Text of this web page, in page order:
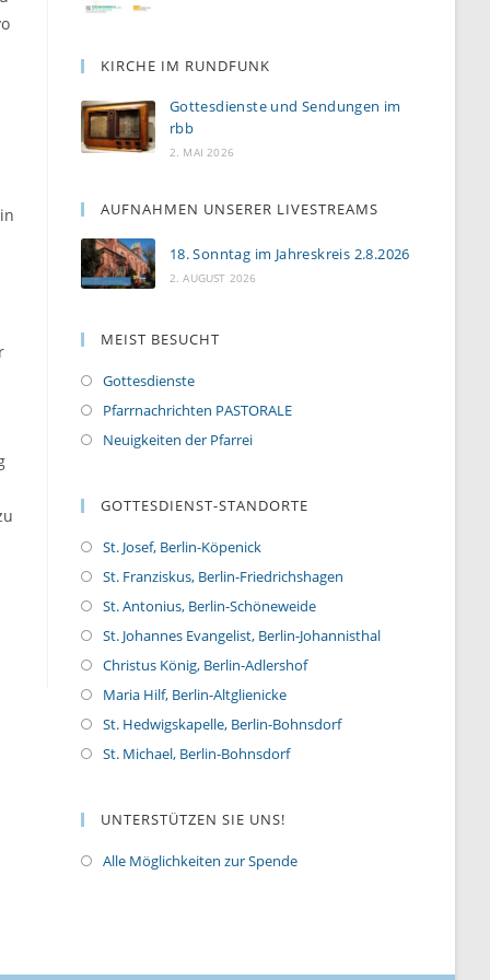
KIRCHE IM RUNDFUNK
Gottesdienste und Sendungen im
rbb
2. MAI 2026
AUFNAHMEN UNSERER LIVESTREAMS
18. Sonntag im Jahreskreis 2.8.2026
2. AUGUST 2026
MEIST BESUCHT
Gottesdienste
Pfarrnachrichten PASTORALE
Neuigkeiten der Pfarrei
GOTTESDIENST-STANDORTE
St. Josef, Berlin-Köpenick
St. Franziskus, Berlin-Friedrichshagen
St. Antonius, Berlin-Schöneweide
St. Johannes Evangelist, Berlin-Johannisthal
Christus König, Berlin-Adlershof
Maria Hilf, Berlin-Altglienicke
St. Hedwigskapelle, Berlin-Bohnsdorf
St. Michael, Berlin-Bohnsdorf
UNTERSTÜTZEN SIE UNS!
Alle Möglichkeiten zur Spende